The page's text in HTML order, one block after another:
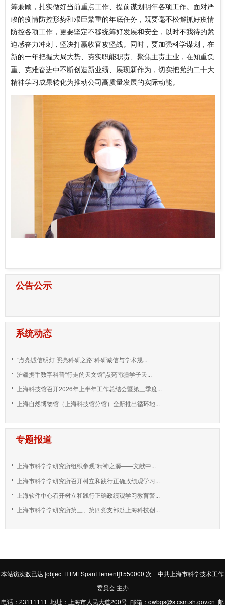
筹兼顾，扎实做好当前重点工作、提前谋划明年各项工作。面对严
峻的疫情防控形势和艰巨繁重的年底任务，既要毫不松懈抓好疫情
防控各项工作，更要坚定不移统筹好发展和安全，以时不我待的紧
迫感奋力冲刺，坚决打赢收官攻坚战。同时，要加强科学谋划，在
新的一年把握大局大势、夯实职能职责、聚焦主责主业，在知重负
重、克难奋进中不断创造新业绩、展现新作为，切实把党的二十大
精神学习成果转化为推动公司高质量发展的实际动能。
公告公示
系统动态
“点亮诚信明灯 照亮科研之路”科研诚信与学术规...
沪疆携手数字科普“行走的天文馆”点亮南疆学子天...
上海科技馆召开2026年上半年工作总结会暨第三季度...
上海自然博物馆（上海科技馆分馆）全新推出循环地...
专题报道
上海市科学学研究所组织参观“精神之源——文献中...
上海市科学学研究所召开树立和践行正确政绩观学习...
上海软件中心召开树立和践行正确政绩观学习教育警...
上海市科学学研究所第三、第四党支部赴上海科技创...
本站访次数已达[object HTMLSpanElement]1550000 次 中共上海市科学技术工作
委员会 主办
电话：23111111 地址：上海市人民大道200号 邮箱：dwbgs@stcsm.sh.gov.cn 邮